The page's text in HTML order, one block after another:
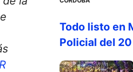
Todo listo en
Policial del